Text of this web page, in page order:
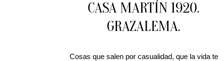
CASA MARTÍN 1920.
GRAZALEMA.
Cosas que salen por casualidad, que la vida te